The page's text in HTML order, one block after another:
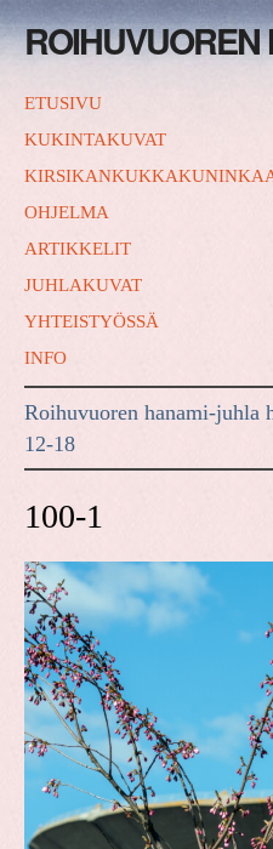
ETUSIVU
KUKINTAKUVAT
OHJELMA
ARTIKKELIT
JUHLAKUVAT
YHTEISTYÖSSÄ
INFO
Roihuvuoren hanami-juhla
12-18
100-1